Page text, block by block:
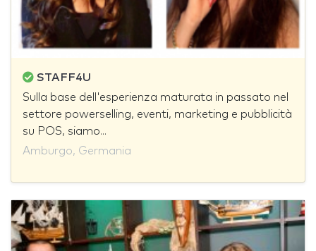
STAFF4U
Sulla base dell'esperienza maturata in passato nel
settore powerselling, eventi, marketing e pubblicità
su POS, siamo...
Amburgo, Germania